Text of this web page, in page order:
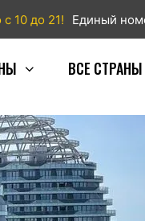
10 до 21! Единый
ВСЕ СТРАНЫ